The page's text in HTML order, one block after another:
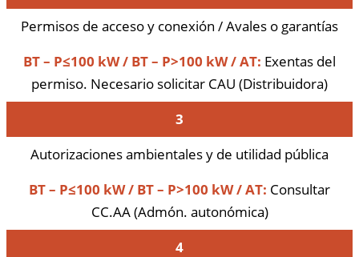
Permisos de acceso y conexión / Avales o garantías
BT – P≤100 kW / BT – P>100 kW / AT: Exentas del
permiso. Necesario solicitar CAU (Distribuidora)
3
Autorizaciones ambientales y de utilidad pública
BT – P≤100 kW / BT – P>100 kW / AT: Consultar
CC.AA (Admón. autonómica)
4